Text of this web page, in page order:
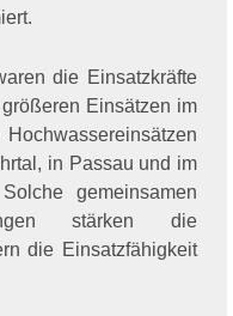
die Einsatzkräfte
Einsätzen im
in Passau und im
gemeinsamen
stärken die
die Einsatzfähigkeit